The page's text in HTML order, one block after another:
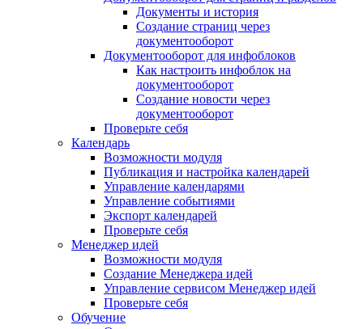
Документы и история
Создание страниц через
документооборот
Документооборот для инфоблоков
Как настроить инфоблок на
документооборот
Создание новости через
документооборот
Проверьте себя
Календарь
Возможности модуля
Публикация и настройка календарей
Управление календарями
Управление событиями
Экспорт календарей
Проверьте себя
Менеджер идей
Возможности модуля
Создание Менеджера идей
Управление сервисом Менеджер идей
Проверьте себя
Обучение